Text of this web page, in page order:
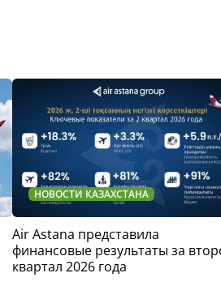
НОВОСТИ КАЗАХСТАНА
Air Astana представила
финансовые результаты за
квартал 2026 года